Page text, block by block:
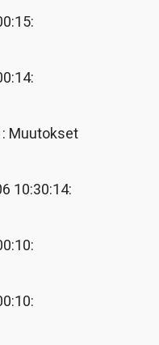
Muutokset
10:30:14: